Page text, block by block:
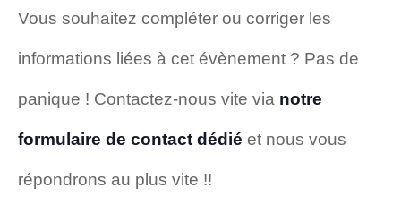
de
vues
Vous souhaitez compléter ou corriger les
informations liées à cet évènement ? Pas de
panique ! Contactez-nous vite via notre
formulaire de contact dédié et nous vous
répondrons au plus vite !!